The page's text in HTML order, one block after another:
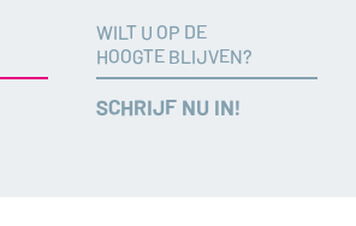
WILT U OP DE
HOOGTE BLIJVEN?
SCHRIJF NU IN!